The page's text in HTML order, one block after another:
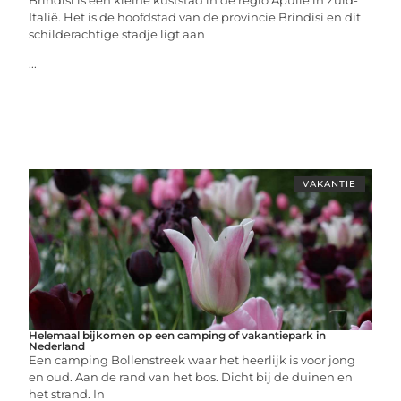
Italië. Het is de hoofdstad van de provincie Brindisi en dit
schilderachtige stadje ligt aan
...
VAKANTIE
Helemaal bijkomen op een camping of vakantiepark in
Nederland
Een camping Bollenstreek waar het heerlijk is voor jong
en oud. Aan de rand van het bos. Dicht bij de duinen en
het strand. In